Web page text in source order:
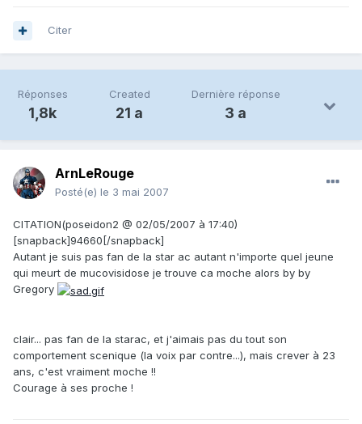
Citer
Réponses
1,8k
Created
21 a
Dernière réponse
3 a
ArnLeRouge
Posté(e) le 3 mai 2007
CITATION(poseidon2 @ 02/05/2007 à 17:40)
[snapback]94660[/snapback]
Autant je suis pas fan de la star ac autant n'importe quel jeune
qui meurt de mucovisidose je trouve ca moche alors by by
Gregory
clair... pas fan de la starac, et j'aimais pas du tout son
comportement scenique (la voix par contre...), mais crever à 23
ans, c'est vraiment moche !!
Courage à ses proche !